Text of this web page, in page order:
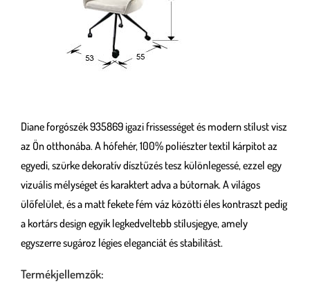
Diane forgószék 935869 igazi frissességet és modern stílust visz
az Ön otthonába. A hófehér, 100% poliészter textil kárpitot az
egyedi, szürke dekoratív dísztűzés tesz különlegessé, ezzel egy
vizuális mélységet és karaktert adva a bútornak. A világos
ülőfelület, és a matt fekete fém váz közötti éles kontraszt pedig
a kortárs design egyik legkedveltebb stílusjegye, amely
egyszerre sugároz légies eleganciát és stabilitást.
Termékjellemzők: